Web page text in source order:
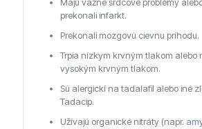
prekonali infarkt.
Prekonali mozgovú cievnu príhodu.
Trpia nízkym krvným tlakom alebo
vysokým krvným tlakom.
Sú alergickí na tadalafil alebo iné
Tadacip.
Užívajú organické nitráty (napr.